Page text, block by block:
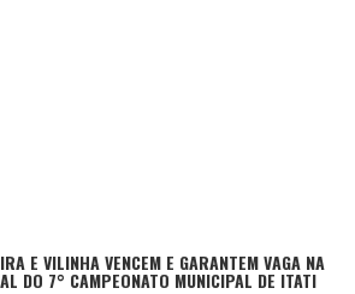
E VILINHA VENCEM E GARANTEM VAGA NA
DO 7° CAMPEONATO MUNICIPAL DE ITATI